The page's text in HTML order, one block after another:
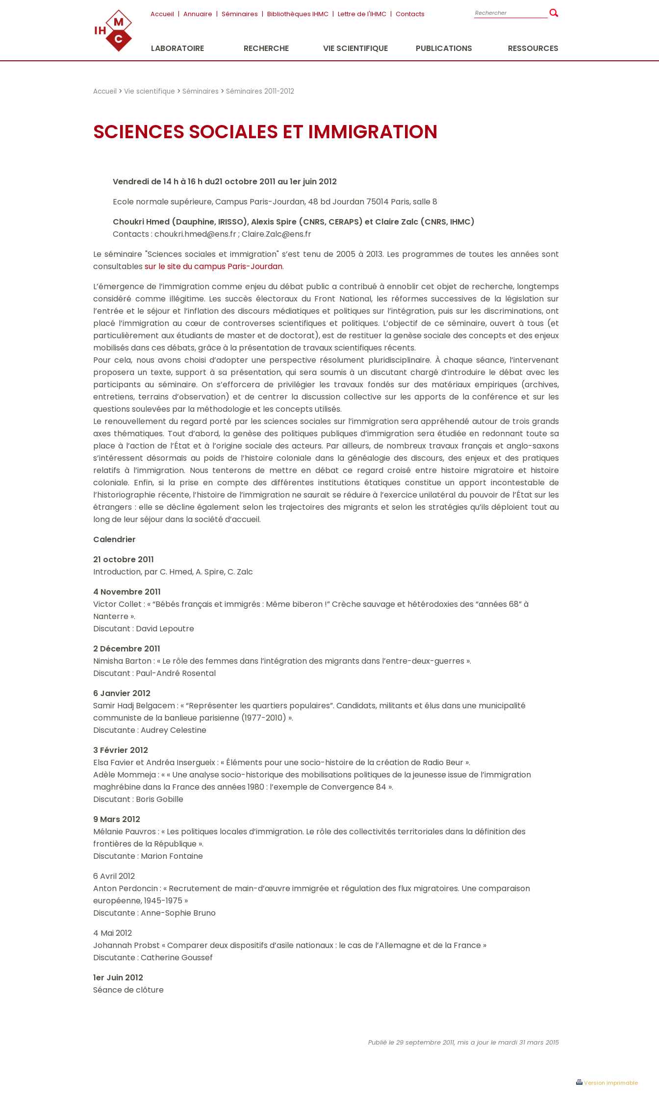
Accueil | Annuaire | Séminaires | Bibliothèques IHMC | Lettre de l'IHMC | Contacts
LABORATOIRE RECHERCHE VIE SCIENTIFIQUE PUBLICATIONS RESSOURCES
Accueil >Vie scientifique > Séminaires > Séminaires 2011-2012
SCIENCES SOCIALES ET IMMIGRATION
Vendredi de 14 h à 16 h du21 octobre 2011 au 1er juin 2012
Ecole normale supérieure, Campus Paris-Jourdan, 48 bd Jourdan 75014 Paris, salle 8
Choukri Hmed (Dauphine, IRISSO), Alexis Spire (CNRS, CERAPS) et Claire Zalc (CNRS, IHMC)
Contacts : choukri.hmed@ens.fr ; Claire.Zalc@ens.fr
Le séminaire "Sciences sociales et immigration" s’est tenu de 2005 à 2013. Les programmes de toutes les années sont
consultablessur le site du campus Paris-Jourdan.
L’émergence de l’immigration comme enjeu du débat public a contribué à ennoblir cet objet de recherche, longtemps
considéré comme illégitime. Les succès électoraux du Front National, les réformes successives de la législation sur
l’entrée et le séjour et l’inflation des discours médiatiques et politiques sur l’intégration, puis sur les discriminations, ont
placé l’immigration au cœur de controverses scientifiques et politiques. L’objectif de ce séminaire, ouvert à tous (et
particulièrement aux étudiants de master et de doctorat), est de restituer la genèse sociale des concepts et des enjeux
mobilisés dans ces débats, grâce à la présentation de travaux scientifiques récents.
Pour cela, nous avons choisi d’adopter une perspective résolument pluridisciplinaire. À chaque séance, l’intervenant
proposera un texte, support à sa présentation, qui sera soumis à un discutant chargé d’introduire le débat avec les
participants au séminaire. On s’efforcera de privilégier les travaux fondés sur des matériaux empiriques (archives,
entretiens, terrains d’observation) et de centrer la discussion collective sur les apports de la conférence et sur les
questions soulevées par la méthodologie et les concepts utilisés.
Le renouvellement du regard porté par les sciences sociales sur l’immigration sera appréhendé autour de trois grands
axes thématiques. Tout d’abord, la genèse des politiques publiques d’immigration sera étudiée en redonnant toute sa
place à l’action de l’État et à l’origine sociale des acteurs. Par ailleurs, de nombreux travaux français et anglo-saxons
s’intéressent désormais au poids de l’histoire coloniale dans la généalogie des discours, des enjeux et des pratiques
relatifs à l’immigration. Nous tenterons de mettre en débat ce regard croisé entre histoire migratoire et histoire
coloniale. Enfin, si la prise en compte des différentes institutions étatiques constitue un apport incontestable de
l’historiographie récente, l’histoire de l’immigration ne saurait se réduire à l’exercice unilatéral du pouvoir de l’État sur les
étrangers : elle se décline également selon les trajectoires des migrants et selon les stratégies qu’ils déploient tout au
long de leur séjour dans la société d’accueil.
Calendrier
21 octobre 2011
Introduction, par C. Hmed, A. Spire, C. Zalc
4 Novembre 2011
Victor Collet : « “Bébés français et immigrés : Même biberon !” Crèche sauvage et hétérodoxies des “années 68” à
Nanterre ».
Discutant : David Lepoutre
2 Décembre 2011
Nimisha Barton : « Le rôle des femmes dans l’intégration des migrants dans l’entre-deux-guerres ».
Discutant : Paul-André Rosental
6 Janvier 2012
Samir Hadj Belgacem : « “Représenter les quartiers populaires”. Candidats, militants et élus dans une municipalité
communiste de la banlieue parisienne (1977-2010) ».
Discutante : Audrey Celestine
3 Février 2012
Elsa Favier et Andréa Insergueix : « Éléments pour une socio-histoire de la création de Radio Beur ».
Adèle Mommeja : « « Une analyse socio-historique des mobilisations politiques de la jeunesse issue de l’immigration
maghrébine dans la France des années 1980 : l’exemple de Convergence 84 ».
Discutant : Boris Gobille
9 Mars 2012
Mélanie Pauvros : « Les politiques locales d’immigration. Le rôle des collectivités territoriales dans la définition des
frontières de la République ».
Discutante : Marion Fontaine
6 Avril 2012
Anton Perdoncin : « Recrutement de main-d’œuvre immigrée et régulation des flux migratoires. Une comparaison
européenne, 1945-1975 »
Discutante : Anne-Sophie Bruno
4 Mai 2012
Johannah Probst « Comparer deux dispositifs d’asile nationaux : le cas de l’Allemagne et de la France »
Discutante : Catherine Goussef
1er Juin 2012
Séance de clôture
Publié le 29 septembre 2011, mis a jour le mardi 31 mars 2015
Version imprimable